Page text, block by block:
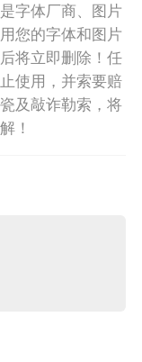
字体厂商、图片
您的字体和图片
将立即删除！任
使用，并索要赔
及敲诈勒索，将
！